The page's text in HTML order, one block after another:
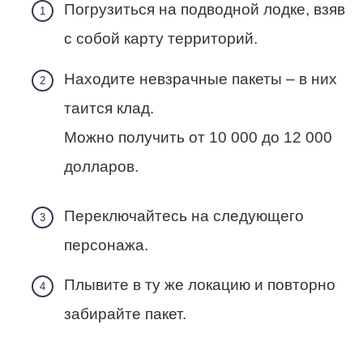
Погрузиться на подводной лодке, взяв
с собой карту территорий.
Находите невзрачные пакеты – в них
таится клад.
Можно получить от 10 000 до 12 000
долларов.
Переключайтесь на следующего
персонажа.
Плывите в ту же локацию и повторно
забирайте пакет.